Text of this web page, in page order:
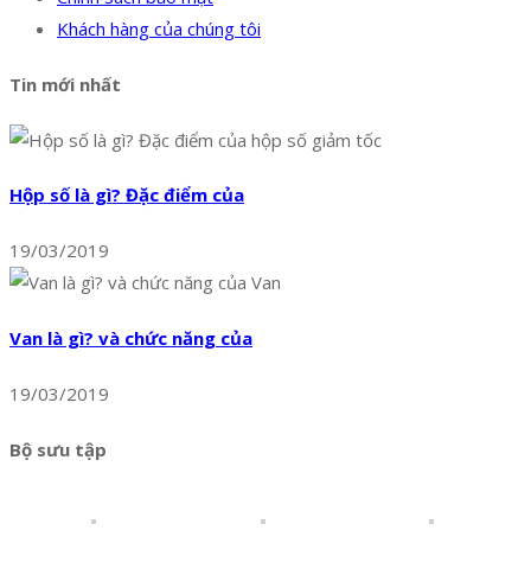
Khách hàng của chúng tôi
Tin mới nhất
Hộp số là gì? Đặc điểm của
19/03/2019
Van là gì? và chức năng của
19/03/2019
Bộ sưu tập